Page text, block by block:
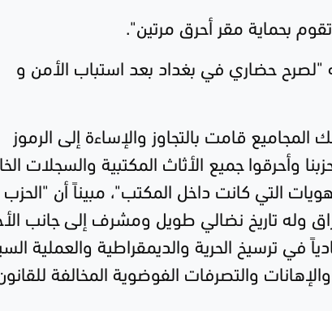
بحماية مقر أحرق مرتين".
"لصرح حضاري في بغداد بعد استباب الأمن و
قامت بالتجاوز والإساءة إلى الرموز
وأحرقوا جميع الأثاث المكتبية والسجلات
التي كانت داخل المكتب"، مبيناً أن "الحزب
وله تاريخ نضالي طويل ومشرف إلى جانب
في ترسيخ الحرية والديمقراطية والعملية
والتصرفات الفوضوية المخالفة